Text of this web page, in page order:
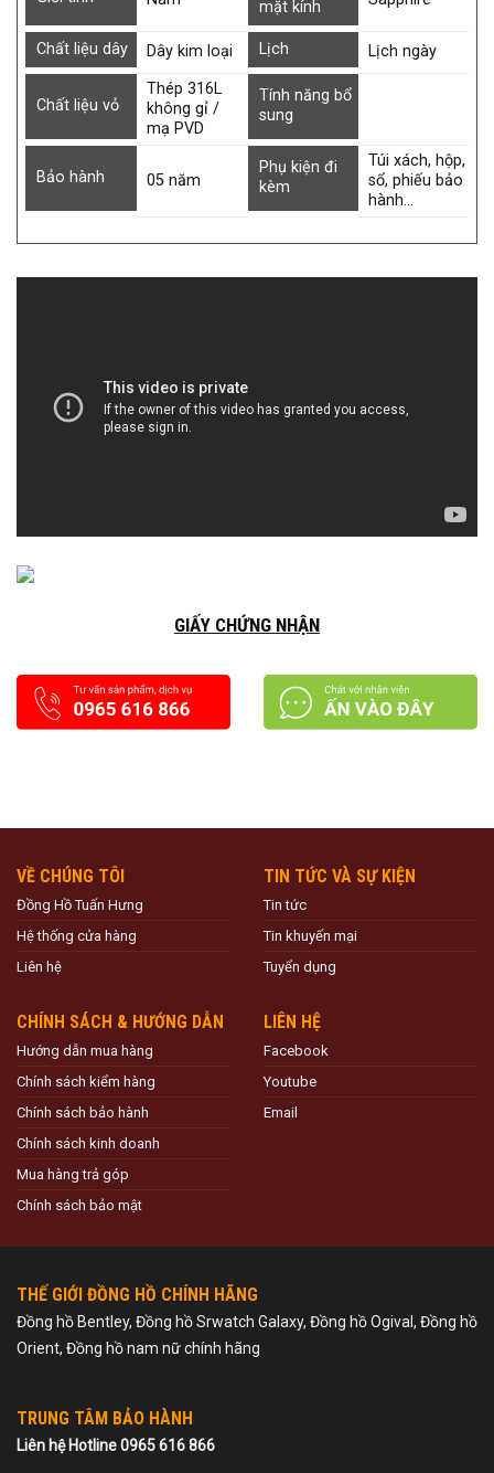
mặt kính
Chất liệu dây Dây kim loại Lịch Lịch ngày
Chất liệu vỏ
Thép 316L
không gỉ /
mạ PVD
Tính năng bổ
sung
Bảo hành 05 năm
Phụ kiện đi
kèm
Túi xách, hộp,
sổ, phiếu bảo
hành…
GIẤY CHỨNG NHẬN
VỀ CHÚNG TÔI
Đồng Hồ Tuấn Hưng
Hệ thống cửa hàng
Liên hệ
TIN TỨC VÀ SỰ KIỆN
Tin tức
Tin khuyến mại
Tuyển dụng
CHÍNH SÁCH & HƯỚNG DẪN
Hướng dẫn mua hàng
Chính sách kiểm hàng
Chính sách bảo hành
Chính sách kinh doanh
Mua hàng trả góp
Chính sách bảo mật
LIÊN HỆ
Facebook
Youtube
Email
THẾ GIỚI ĐỒNG HỒ CHÍNH HÃNG
Đồng hồ Bentley, Đồng hồ Srwatch Galaxy, Đồng hồ Ogival, Đồng hồ
Orient, Đồng hồ nam nữ chính hãng
TRUNG TÂM BẢO HÀNH
Liên hệ Hotline 0965 616 866